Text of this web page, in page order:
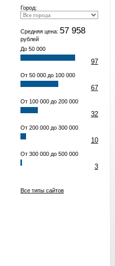
Город:
Средняя цена: 57 958
рублей
До 50 000
97
От 50 000 до 100 000
67
От 100 000 до 200 000
32
От 200 000 до 300 000
10
От 300 000 до 500 000
3
Все типы сайтов